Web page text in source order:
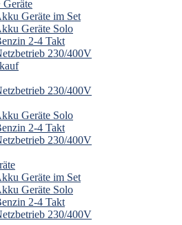
Geräte
Geräte im Set
Geräte Solo
2-4 Takt
230/400V
230/400V
Geräte Solo
2-4 Takt
230/400V
Geräte im Set
Geräte Solo
2-4 Takt
230/400V